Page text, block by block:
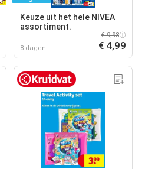
Keuze uit het hele NIVEA
assortiment.
8 dagen
€ 9,98
€ 4,99